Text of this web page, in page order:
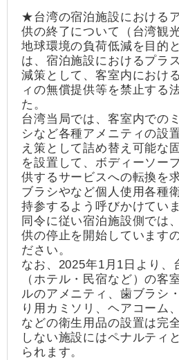
★台湾の宿泊施設における
供の終了について（台湾観
地球環境の負荷低減を目的
は、宿泊施設におけるプラ
減策として、客室内におけ
ィの無償提供等を禁止する
た。
台湾当局では、客室内での
シなど各種アメニティの設
え策として詰め替え可能な
を設置して、ボディーソー
供するサービスへの転換を
ブラシやなど個人使用各種
持参するよう呼びかけていま
同令に従い宿泊施設側では
供の停止を開始しています
ださい。
なお、2025年1月1日より、
（ホテル・民宿など）の客
ルのアメニティ、歯ブラシ
り用カミソリ、ヘアコーム
などの衛生用品の設置は完
しない施設にはペナルティ
られます。